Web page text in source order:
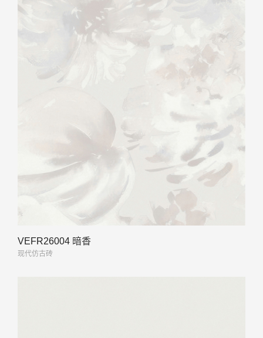
VEFR26004 暗香
现代仿古砖